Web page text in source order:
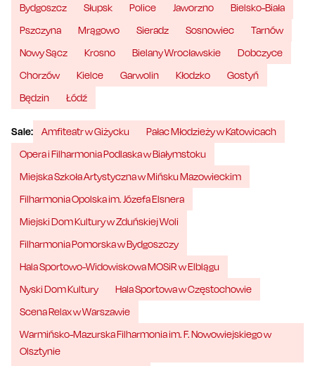
Bydgoszcz
Słupsk Police Jaworzno
Bielsko-Biała
Pszczyna
Mrągowo Sieradz Sosnowiec
Tarnów
Nowy Sącz
Krosno Bielany Wrocławskie
Dobczyce
Chorzów
Kielce Garwolin Kłodzko
Gostyń
Będzin
Łódź
Sale: Amfiteatr w Giżycku
Pałac Młodzieży w Katowicach
Opera i Filharmonia Podlaska w Białymstoku
Miejska Szkoła Artystyczna w Mińsku Mazowieckim
Filharmonia Opolska im. Józefa Elsnera
Miejski Dom Kultury w Zduńskiej Woli
Filharmonia Pomorska w Bydgoszczy
Hala Sportowo-Widowiskowa MOSiR w Elblągu
Nyski Dom Kultury
Hala Sportowa w Częstochowie
Scena Relax w Warszawie
Warmińsko-Mazurska Filharmonia im. F. Nowowiejskiego w
Olsztynie